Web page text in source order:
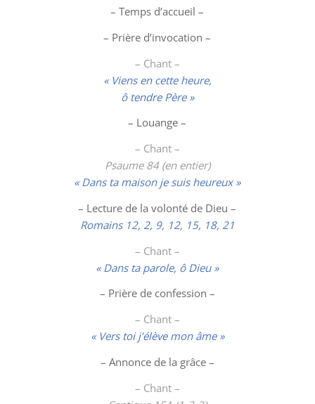
– Temps d’accueil –
– Prière d’invocation –
– Chant –
« Viens en cette heure,
ô tendre Père »
– Louange–
– Chant –
Psaume 84 (en entier)
« Dans ta maison je suis heureux »
– Lecture de la volonté de Dieu –
Romains 12, 2, 9, 12, 15, 18, 21
– Chant –
« Dans ta parole, ô Dieu »
– Prière de confession –
– Chant –
« Vers toi j’élève mon âme »
– Annonce de la grâce –
– Chant –